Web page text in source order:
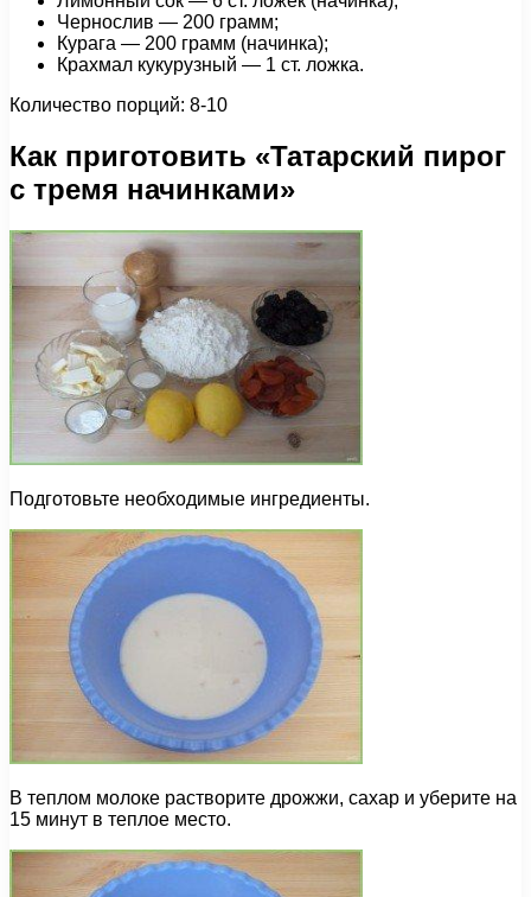
Чернослив — 200 грамм;
Курага — 200 грамм (начинка);
Крахмал кукурузный — 1 ст. ложка.
Количество порций: 8-10
Как приготовить «Татарский пирог
с тремя начинками»
Подготовьте необходимые ингредиенты.
В теплом молоке растворите дрожжи, сахар и уберите на
15 минут в теплое место.